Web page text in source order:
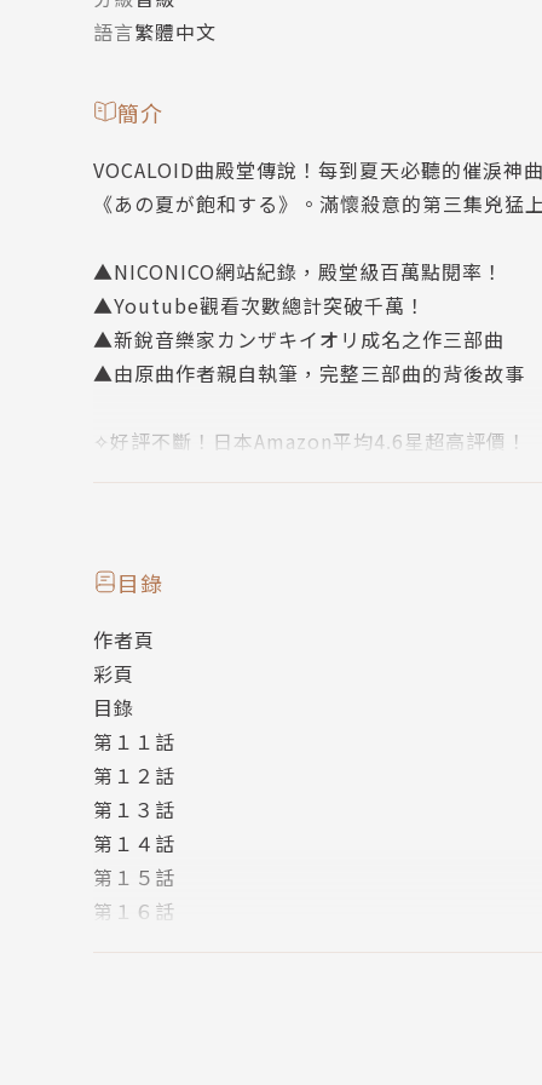
語言繁體中文
簡介
VOCALOID曲殿堂傳說！每到夏天必聽的催淚神曲
《あの夏が飽和する》。滿懷殺意的第三集兇猛
▲NICONICO網站紀錄，殿堂級百萬點閱率！
▲Youtube觀看次數總計突破千萬！
▲新銳音樂家カンザキイオリ成名之作三部曲
▲由原曲作者親自執筆，完整三部曲的背後故事
✧好評不斷！日本Amazon平均4.6星超高評價！
武命在煙火大會中得知，瑠花為了填補心中的寂
即使如此瑠花還是不曉得自己活著有何價值。
武命體會到自己體內也流著怪物之血，所以拜託
如今，武命與瑠花父親——直人的殺人計畫將要付
武命殺意湧動的青春懸疑劇第三卷登場。
目錄
作者頁
彩頁
目錄
第１１話
第１２話
第１３話
第１４話
第１５話
第１６話